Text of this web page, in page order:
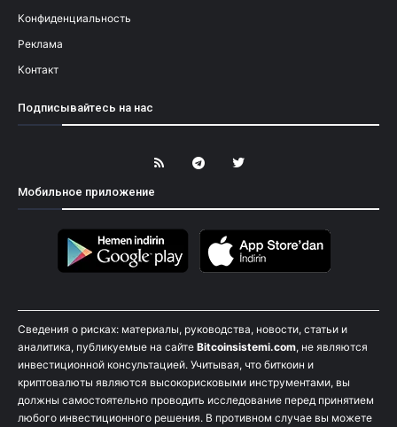
Конфиденциальность
Реклама
Контакт
Подписывайтесь на нас
Мобильное приложение
Сведения о рисках: материалы, руководства, новости, статьи и
аналитика, публикуемые на сайте Bitcoinsistemi.com, не являются
инвестиционной консультацией. Учитывая, что биткоин и
криптовалюты являются высокорисковыми инструментами, вы
должны самостоятельно проводить исследование перед принятием
любого инвестиционного решения. В противном случае вы можете